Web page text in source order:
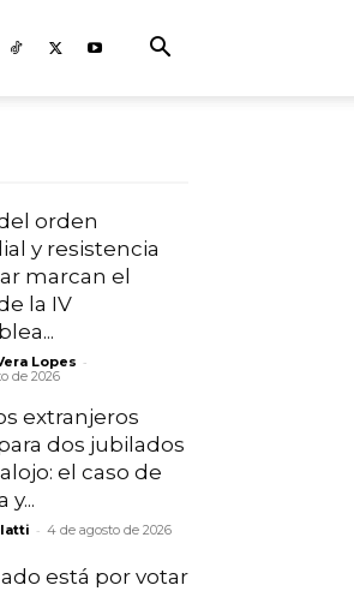
orden
y resistencia
marcan el
la IV
Lopes -
de 2026
extranjeros
dos jubilados
el caso de
y...
- 4 de agosto de 2026
está por votar